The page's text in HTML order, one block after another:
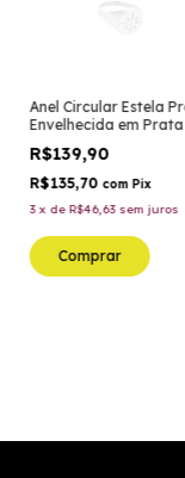
Anel Circular Estela
Envelhecida em
R$139,90
R$135,70 com Pix
3 x de R$46,63 sem juros
Comprar